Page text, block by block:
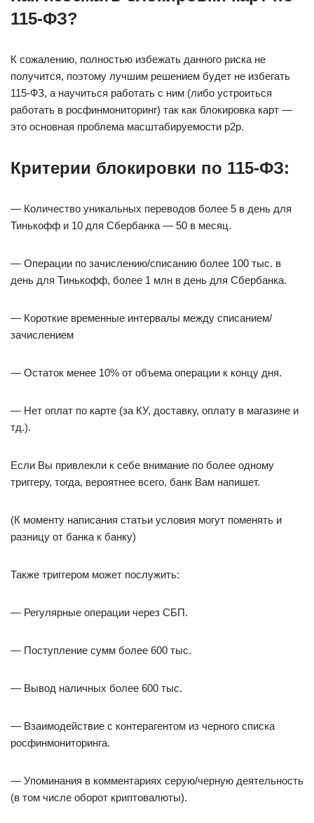
115-ФЗ?
К сожалению, полностью избежать данного риска не
получится, поэтому лучшим решением будет не избегать
115-ФЗ, а научиться работать с ним (либо устроиться
работать в росфинмониторинг) так как блокировка карт —
это основная проблема масштабируемости p2p.
Критерии блокировки по 115-ФЗ:
— Количество уникальных переводов более 5 в день для
Тинькофф и 10 для Сбербанка — 50 в месяц.
— Операции по зачислению/списанию более 100 тыс. в
день для Тинькофф, более 1 млн в день для Сбербанка.
— Короткие временные интервалы между списанием/
зачислением
— Остаток менее 10% от объема операции к концу дня.
— Нет оплат по карте (за КУ, доставку, оплату в магазине и
тд.).
Если Вы привлекли к себе внимание по более одному
триггеру, тогда, вероятнее всего, банк Вам напишет.
(К моменту написания статьи условия могут поменять и
разницу от банка к банку)
Также триггером может послужить:
— Регулярные операции через СБП.
— Поступление сумм более 600 тыс.
— Вывод наличных более 600 тыс.
— Взаимодействие с контерагентом из черного списка
росфинмониторинга.
— Упоминания в комментариях серую/черную деятельность
(в том числе оборот криптовалюты).